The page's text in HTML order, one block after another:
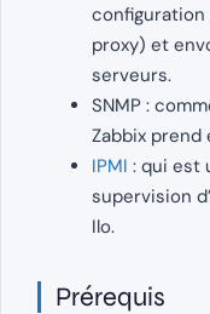
configuration
proxy) et
serveurs.
SNMP :
Zabbix prend
IPMI : qui est
supervision
Ilo.
Prérequis